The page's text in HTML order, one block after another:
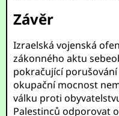
Závěr
Izraelská vojenská
zákonného aktu
pokračující
okupační mocnost
válku proti
Palestinců odporovat